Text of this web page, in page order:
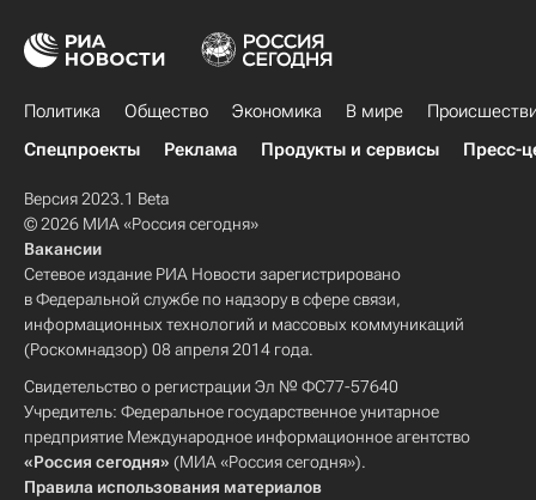
Политика Общество Экономика В мире
Спецпроекты
Реклама Продукты и сервисы Пресс-
Версия 2023.1 Beta
© 2026 МИА «Россия сегодня»
Вакансии
Сетевое издание РИА Новости зарегистрировано
в Федеральной службе по надзору в сфере связи,
информационных технологий и массовых коммуникаций
(Роскомнадзор) 08 апреля 2014 года.
Свидетельство о регистрации Эл № ФС77-57640
Учредитель: Федеральное государственное унитарное
предприятие Международное информационное агентство
«Россия сегодня» (МИА «Россия сегодня»).
Правила использования материалов